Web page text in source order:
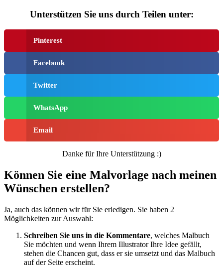
Valentinstag und Liebe
Winter und Weihnachten
Unkategorisiert
Unterstützen Sie uns durch Teilen unter:
Pinterest
Facebook
Twitter
WhatsApp
Email
Danke für Ihre Unterstützung :)
Können Sie eine Malvorlage nach meinen
Wünschen erstellen?
Ja, auch das können wir für Sie erledigen. Sie haben 2
Möglichkeiten zur Auswahl:
Schreiben Sie uns in die Kommentare, welches Malbuch
Sie möchten und wenn Ihrem Illustrator Ihre Idee gefällt,
stehen die Chancen gut, dass er sie umsetzt und das Malbuch
auf der Seite erscheint.